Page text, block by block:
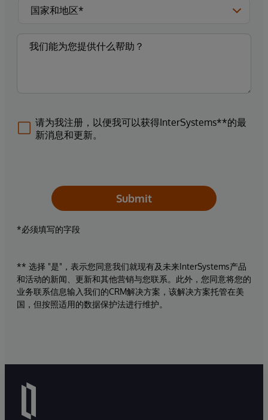
请为我注册，以便我可以获得InterSystems**的最
新消息和更新。
Submit
*必须填写的字段
** 选择 "是"，表示您同意我们就现有及未来InterSystems产品
和活动的新闻、更新和其他营销与您联系。此外，您同意将您的
业务联系信息输入我们的CRM解决方案，该解决方案托管在美
国，但按照适用的数据保护法进行维护。